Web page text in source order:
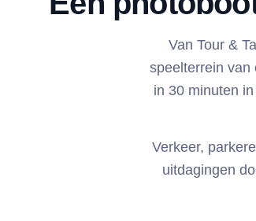
Van Tour &
speelterrein van
in 30 minuten
Verkeer,
uitdagingen